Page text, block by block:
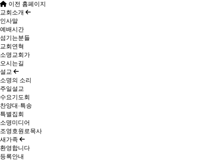
이전 홈페이지
교회소개
인사말
예배시간
섬기는분들
교회연혁
소명교회가
오시는길
설교
소명의 소리
주일설교
수요기도회
찬양대·특송
특별집회
소명미디어
조영호원로목사
새가족
환영합니다
등록안내